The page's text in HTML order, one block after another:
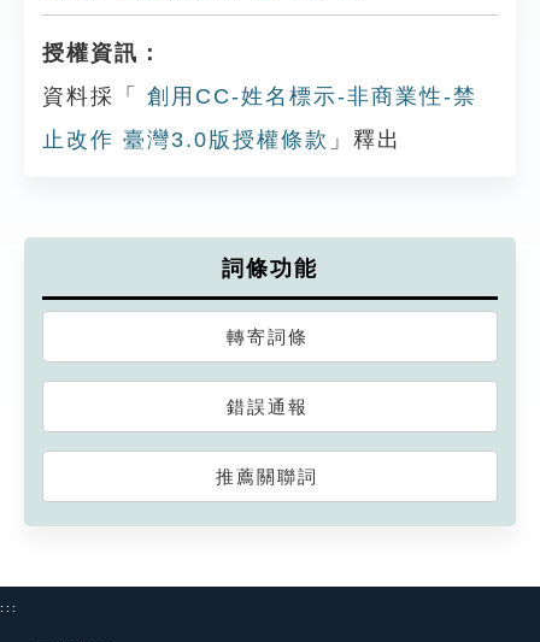
授權資訊：
資料採「
創用CC-姓名標示-非商業性-禁
止改作 臺灣3.0版授權條款 」釋出
詞條功能
轉寄詞條
錯誤通報
推薦關聯詞
:::